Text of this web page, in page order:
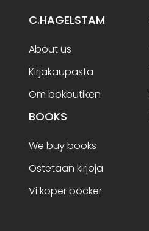
C.HAGELSTAM
About us
Kirjakaupasta
Om bokbutiken
BOOKS
We buy books
Ostetaan kirjoja
Vi köper böcker